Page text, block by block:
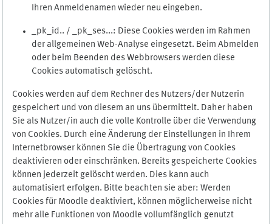
Ihren Anmeldenamen wieder neu eingeben.
_pk_id.. / _pk_ses...: Diese Cookies werden im Rahmen
der allgemeinen Web-Analyse eingesetzt. Beim Abmelden
oder beim Beenden des Webbrowsers werden diese
Cookies automatisch gelöscht.
Cookies werden auf dem Rechner des Nutzers/der Nutzerin
gespeichert und von diesem an uns übermittelt. Daher haben
Sie als Nutzer/in auch die volle Kontrolle über die Verwendung
von Cookies. Durch eine Änderung der Einstellungen in Ihrem
Internetbrowser können Sie die Übertragung von Cookies
deaktivieren oder einschränken. Bereits gespeicherte Cookies
können jederzeit gelöscht werden. Dies kann auch
automatisiert erfolgen. Bitte beachten sie aber: Werden
Cookies für Moodle deaktiviert, können möglicherweise nicht
mehr alle Funktionen von Moodle vollumfänglich genutzt